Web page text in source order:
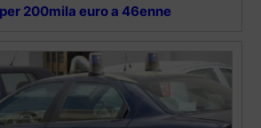
200mila euro a 46enne